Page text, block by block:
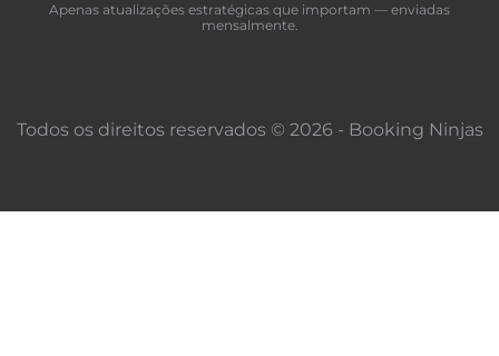
Apenas atualizações estratégicas que importam — enviadas
mensalmente.
Todos os direitos reservados © 2026 - Booking Ninjas